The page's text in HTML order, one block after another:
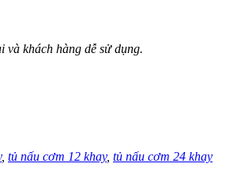
khách hàng dễ sử dụng.
, tủ nấu cơm 12 khay, tủ nấu cơm 24 khay